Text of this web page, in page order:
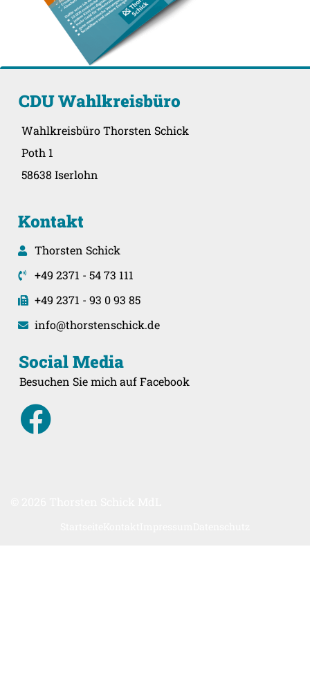
CDU Wahlkreisbüro
Wahlkreisbüro Thorsten Schick
Poth 1
58638 Iserlohn
Kontakt
Thorsten Schick
+49 2371 - 54 73 111
+49 2371 - 93 0 93 85
info@thorstenschick.de
Social Media
Besuchen Sie mich auf Facebook